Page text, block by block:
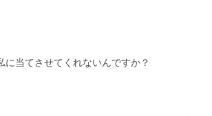
に当てさせてくれないんですか？